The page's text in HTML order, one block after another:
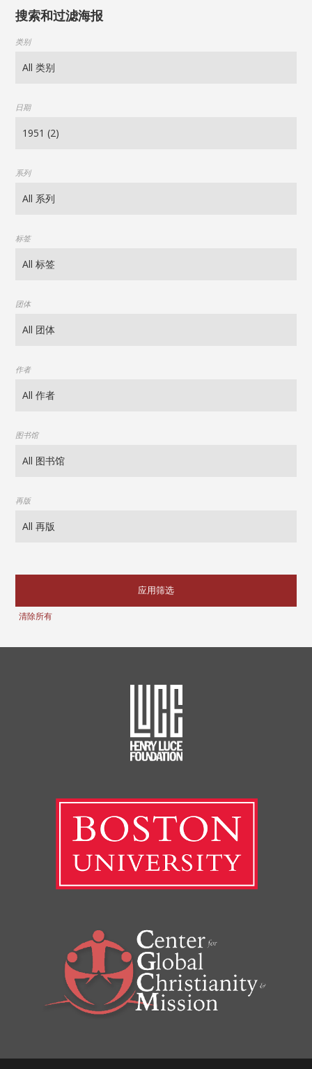
搜索和过滤海报
类别
日期
系列
标签
团体
作者
图书馆
再版
应用筛选
清除所有